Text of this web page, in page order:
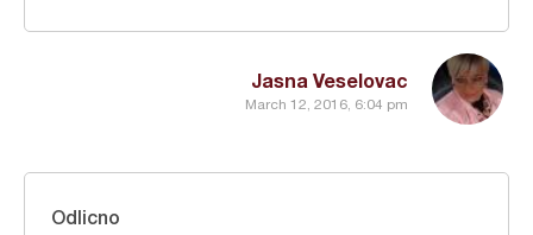
Jasna Veselovac
March 12, 2016, 6:04 pm
Odlicno